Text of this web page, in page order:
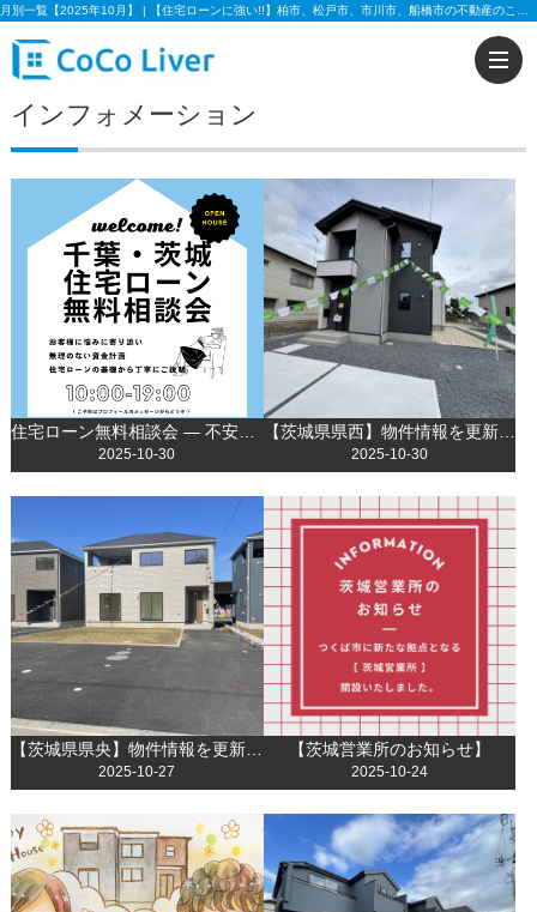
インフォメーション
住宅ローン無料相談会 ― 不安を解消して理想のマイホームへ！
2025-10-30
【茨城県県西】物件情報を更新しました！
2025-10-30
【茨城県県央】物件情報を更新しました！
2025-10-27
【茨城営業所のお知らせ】
2025-10-24